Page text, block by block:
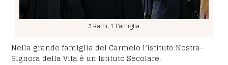
3 Rami, 1 Famiglia
Nella grande famiglia del Carmelo l’istituto Nostra-
Signora della Vita è un Istituto Secolare.